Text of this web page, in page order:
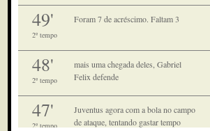
49'
2º tempo
Foram 7 de acréscimo. Faltam 3
48'
2º tempo
mais uma chegada deles, Gabriel
Felix defende
47'
2º tempo
Juventus agora com a bola no campo
de ataque, tentando gastar tempo